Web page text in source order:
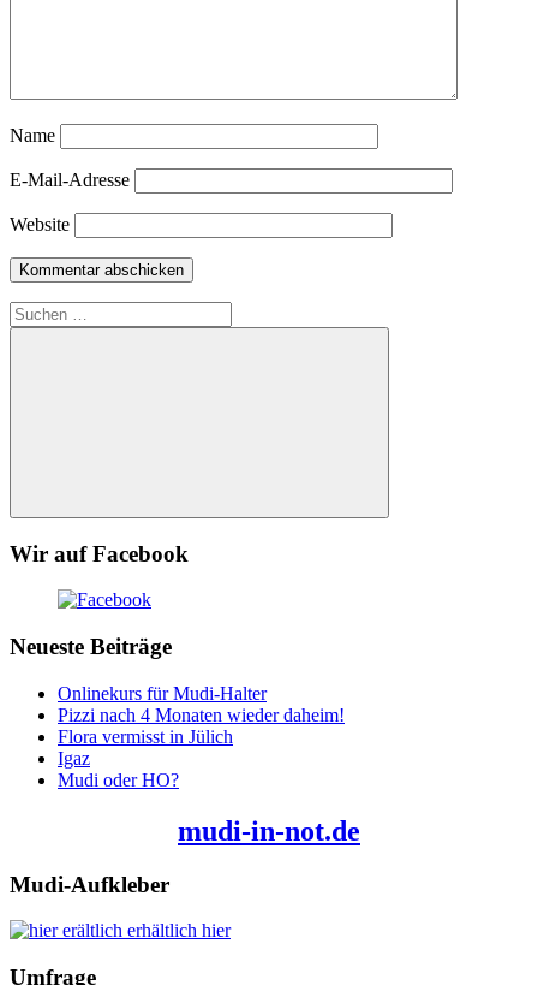
Name
E-Mail-Adresse
Website
Suchen
nach:
Suchen
Wir auf Facebook
Neueste Beiträge
Onlinekurs für Mudi-Halter
Pizzi nach 4 Monaten wieder daheim!
Flora vermisst in Jülich
Igaz
Mudi oder HO?
mudi-in-not.de
Mudi-Aufkleber
erhältlich hier
Umfrage